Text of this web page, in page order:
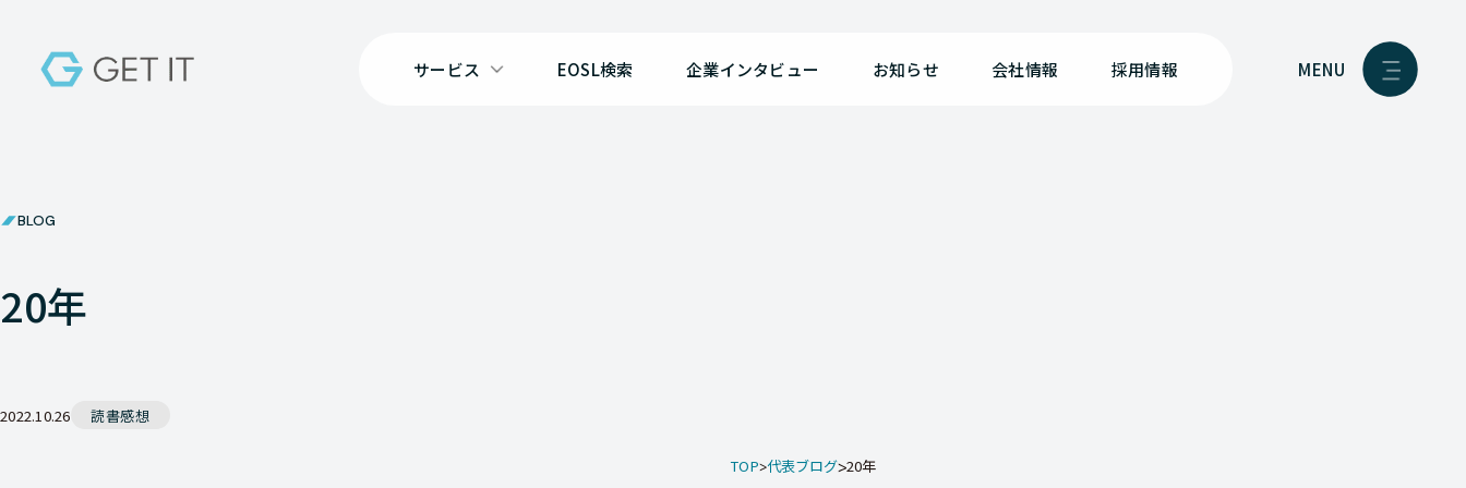
サービス EOSL検索 企業インタビュー お知らせ 会社情報 採用情報 MENU
BLOG
20年
2022.10.26 読書感想
TOP 代表ブログ 20年